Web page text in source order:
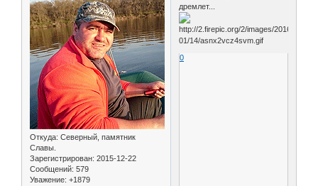
Откуда: Северный, памятник
Славы.
Зарегистрирован: 2015-12-22
Сообщений: 579
Уважение: +1879
дремлет...
0